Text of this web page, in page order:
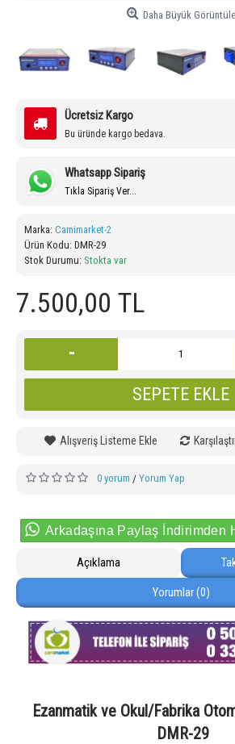
Daha Büyük Görüntüle
Ücretsiz Kargo
Bu üründe kargo bedava.
Whatsapp Sipariş
Tıkla Sipariş Ver...
Marka: Camimarket-2
Ürün Kodu: DMR-29
Stok Durumu: Stokta var
7.500,00 TL
-
SEPETE EKLE
Alışveriş Listeme Ekle
0 yorum / Yorum Yap
Arkadaşına Paylaş İndirimden
Açıklama
Yorumlar (0)
Ezanmatik ve Okul/Fabrika
DMR-29